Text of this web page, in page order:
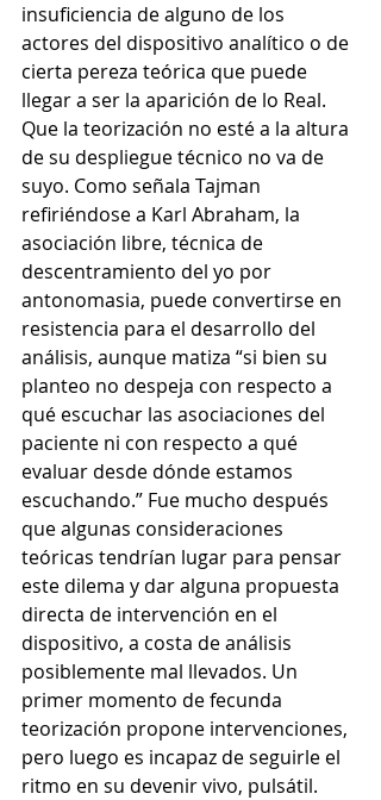
insuficiencia de alguno de los
actores del dispositivo analítico o de
cierta pereza teórica que puede
llegar a ser la aparición de lo Real.
Que la teorización no esté a la altura
de su despliegue técnico no va de
suyo. Como señala Tajman
refiriéndose a Karl Abraham, la
asociación libre, técnica de
descentramiento del yo por
antonomasia, puede convertirse en
resistencia para el desarrollo del
análisis, aunque matiza “si bien su
planteo no despeja con respecto a
qué escuchar las asociaciones del
paciente ni con respecto a qué
evaluar desde dónde estamos
escuchando.” Fue mucho después
que algunas consideraciones
teóricas tendrían lugar para pensar
este dilema y dar alguna propuesta
directa de intervención en el
dispositivo, a costa de análisis
posiblemente mal llevados. Un
primer momento de fecunda
teorización propone intervenciones,
pero luego es incapaz de seguirle el
ritmo en su devenir vivo, pulsátil.